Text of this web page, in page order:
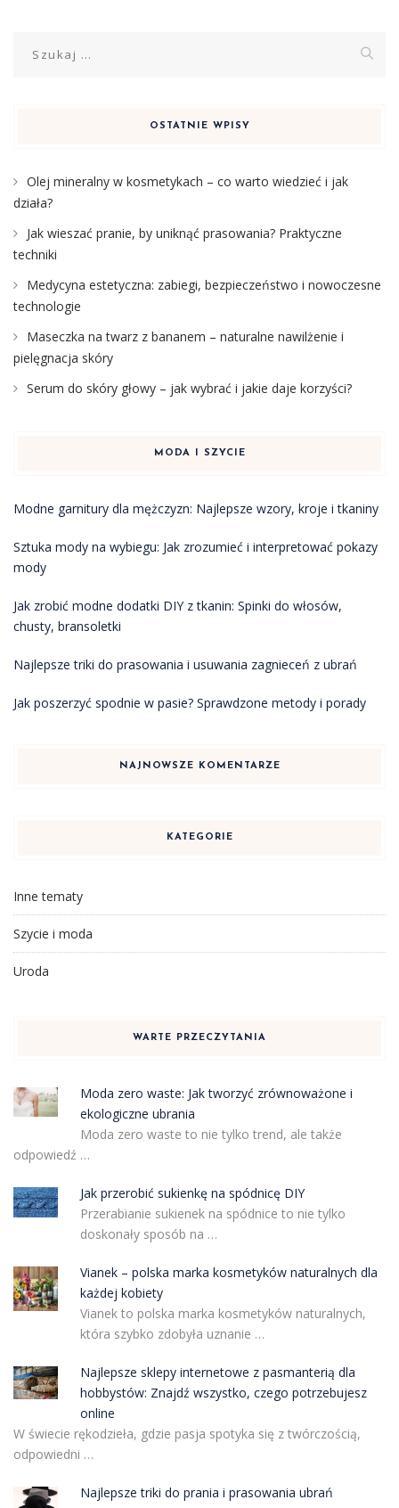
OSTATNIE WPISY
Olej mineralny w kosmetykach – co warto wiedzieć i jak
działa?
Jak wieszać pranie, by uniknąć prasowania? Praktyczne
techniki
Medycyna estetyczna: zabiegi, bezpieczeństwo i nowoczesne
technologie
Maseczka na twarz z bananem – naturalne nawilżenie i
pielęgnacja skóry
Serum do skóry głowy – jak wybrać i jakie daje korzyści?
MODA I SZYCIE
Modne garnitury dla mężczyzn: Najlepsze wzory, kroje i tkaniny
Sztuka mody na wybiegu: Jak zrozumieć i interpretować pokazy
mody
Jak zrobić modne dodatki DIY z tkanin: Spinki do włosów,
chusty, bransoletki
Najlepsze triki do prasowania i usuwania zagnieceń z ubrań
Jak poszerzyć spodnie w pasie? Sprawdzone metody i porady
NAJNOWSZE KOMENTARZE
KATEGORIE
Inne tematy
Szycie i moda
Uroda
WARTE PRZECZYTANIA
Moda zero waste: Jak tworzyć zrównoważone i
ekologiczne ubrania
Moda zero waste to nie tylko trend, ale także
odpowiedź …
Jak przerobić sukienkę na spódnicę DIY
Przerabianie sukienek na spódnice to nie tylko
doskonały sposób na …
Vianek – polska marka kosmetyków naturalnych dla
każdej kobiety
Vianek to polska marka kosmetyków naturalnych,
która szybko zdobyła uznanie …
Najlepsze sklepy internetowe z pasmanterią dla
hobbystów: Znajdź wszystko, czego potrzebujesz
online
W świecie rękodzieła, gdzie pasja spotyka się z twórczością,
odpowiedni …
Najlepsze triki do prania i prasowania ubrań